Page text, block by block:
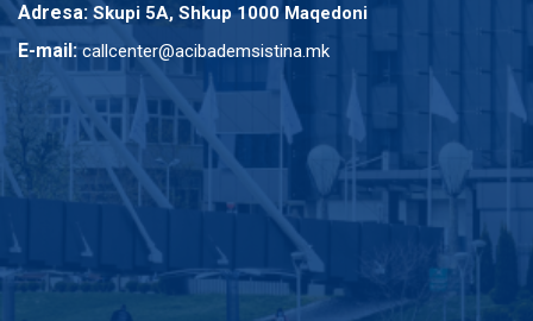
Adresa: Skupi 5A, Shkup 1000 Maqedoni
E-mail: callcenter@acibademsistina.mk